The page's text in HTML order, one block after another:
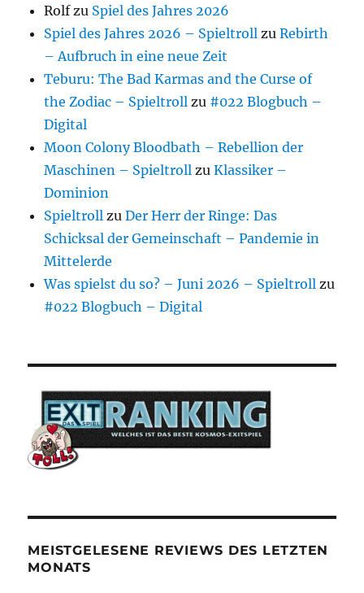
Rolfzu Spiel des Jahres 2026
Spiel des Jahres 2026 – Spieltroll zuRebirth
– Aufbruch in eine neue Zeit
Teburu: The Bad Karmas and the Curse of
the Zodiac – Spieltroll zu #022 Blogbuch –
Digital
Moon Colony Bloodbath – Rebellion der
Maschinen – Spieltroll zuKlassiker –
Dominion
Spieltroll zuDer Herr der Ringe: Das
Schicksal der Gemeinschaft – Pandemie in
Mittelerde
Was spielst du so? – Juni 2026 – Spieltroll zu
#022 Blogbuch – Digital
MEISTGELESENE REVIEWS DES LETZTEN
MONATS